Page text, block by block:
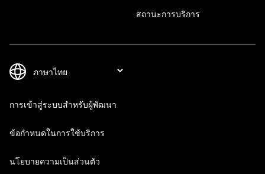
สถานะการบริการ
การเข้าสู่ระบบสำหรับผู้พัฒนา
ข้อกำหนดในการใช้บริการ
นโยบายความเป็นส่วนตัว